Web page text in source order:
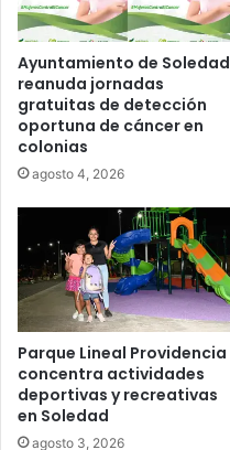
Ayuntamiento de Soledad
reanuda jornadas
gratuitas de detección
oportuna de cáncer en
colonias
agosto 4, 2026
Parque Lineal Providencia
concentra actividades
deportivas y recreativas
en Soledad
agosto 3, 2026